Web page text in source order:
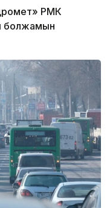
РМК
болжамын